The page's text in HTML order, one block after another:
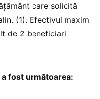
care solicită
(1). Efectivul maxim
de 2 beneficiari
fost următoarea: